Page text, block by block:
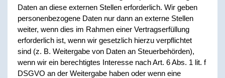
Daten an diese externen Stellen erforderlich. Wir geben
personenbezogene Daten nur dann an externe Stellen
weiter, wenn dies im Rahmen einer Vertragserfüllung
erforderlich ist, wenn wir gesetzlich hierzu verpflichtet
sind (z. B. Weitergabe von Daten an Steuerbehörden),
wenn wir ein berechtigtes Interesse nach Art. 6 Abs. 1 lit. f
DSGVO an der Weitergabe haben oder wenn eine